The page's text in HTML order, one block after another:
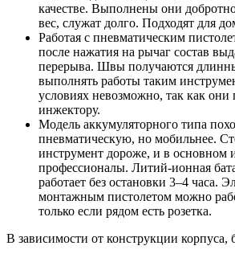
качестве. Выполнены они
вес, служат долго. Подходят для
Работая с пневматическим
после нажатия на рычаг состав
перерыва. Швы получаются
выполнять работы таким
условиях невозможно, так как они
инжектору.
Модель аккумуляторного типа
пневматическую, но мобильнее.
инструмент дороже, и в основном
профессионалы. Литий-ионная
работает без остановки 3–4 часа.
монтажным пистолетом можно
только если рядом есть розетка.
В зависимости от конструкции